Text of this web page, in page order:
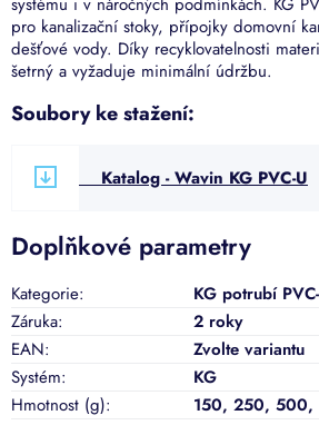
pro kanalizační stoky, přípojky domovní
dešťové vody. Díky recyklovatelnosti
šetrný a vyžaduje minimální údržbu.
Soubory ke stažení:
Katalog - Wavin KG PVC-U
Doplňkové parametry
Kategorie:
KG potrubí
Záruka:
2 roky
EAN:
Zvolte variantu
Systém:
KG
Hmotnost (g): 150, 250, 500,